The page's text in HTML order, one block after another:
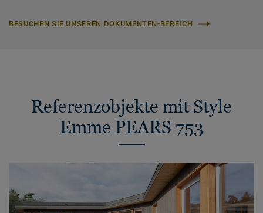
BESUCHEN SIE UNSEREN DOKUMENTEN-BEREICH
Referenzobjekte mit Style
Emme PEARS 753